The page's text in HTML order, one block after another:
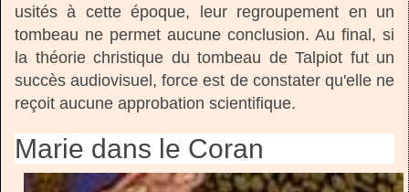
usités à cette époque, leur regroupement en un
tombeau ne permet aucune conclusion. Au final, si
la théorie christique du tombeau de Talpiot fut un
succès audiovisuel, force est de constater qu'elle ne
reçoit aucune approbation scientifique.
Marie dans le Coran